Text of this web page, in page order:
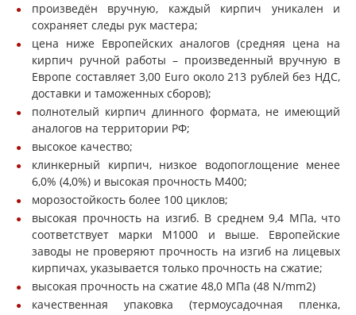
произведён вручную, каждый кирпич уникален и
сохраняет следы рук мастера;
цена ниже Европейских аналогов (средняя цена на
кирпич ручной работы – произведенный вручную в
Европе составляет 3,00 Euro около 213 рублей без НДС,
доставки и таможенных сборов);
полнотелый кирпич длинного формата, не имеющий
аналогов на территории РФ;
высокое качество;
клинкерный кирпич, низкое водопоглощение менее
6,0% (4,0%) и высокая прочность М400;
морозостойкость более 100 циклов;
высокая прочность на изгиб. В среднем 9,4 МПа, что
соответствует марки М1000 и выше. Европейские
заводы не проверяют прочность на изгиб на лицевых
кирпичах, указывается только прочность на сжатие;
высокая прочность на сжатие 48,0 МПа (48 N/mm2)
качественная упаковка (термоусадочная пленка,